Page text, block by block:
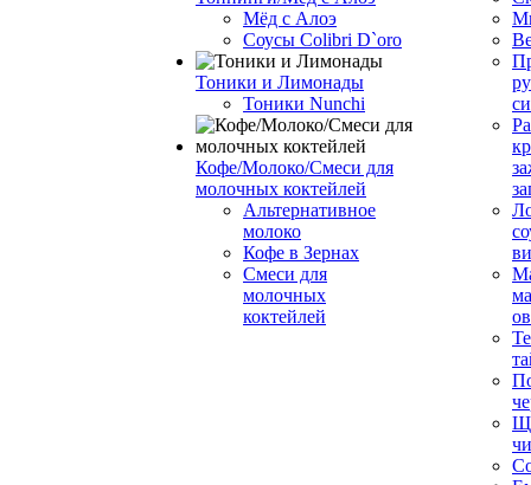
Мёд с Алоэ
Соусы Colibri D`oro
Тоники и Лимонады
Тоники Nunchi
Кофе/Молоко/Смеси для
молочных коктейлей
Альтернативное
молоко
Кофе в Зернах
Смеси для
молочных
коктейлей